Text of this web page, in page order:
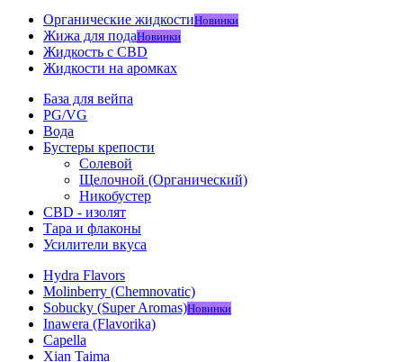
Органические жидкостиНовинки
Жижа для подаНовинки
Жидкость с CBD
Жидкости на аромках
База для вейпа
PG/VG
Вода
Бустеры крепости
Солевой
Щелочной (Органический)
Никобустер
CBD - изолят
Тара и флаконы
Усилители вкуса
Hydra Flavors
Molinberry (Chemnovatic)
Sobucky (Super Aromas)Новинки
Inawera (Flavorika)
Capella
Xian Taima